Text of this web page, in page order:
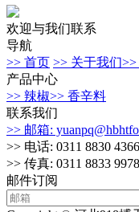
欢迎与我们联系
导航
>> 首页 >> 关于我们
产品中心
>> 辣椒>> 香辛料
联系我们
>> 邮箱:
>> 电话: 0311 8830 4366
>> 传真: 0311 8833 9978
邮件订阅